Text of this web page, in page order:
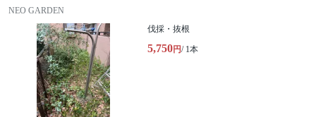
NEO GARDEN
伐採・抜根
5,750円/ 1本